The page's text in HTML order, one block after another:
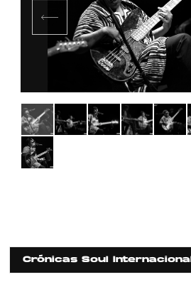
Crónicas Soul Internacional